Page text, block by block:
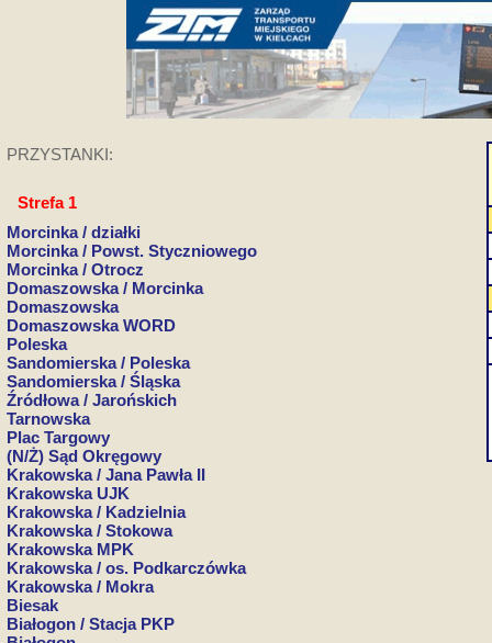
PRZYSTANKI:
Strefa 1
Morcinka / działki
Morcinka / Powst. Styczniowego
Morcinka / Otrocz
Domaszowska / Morcinka
Domaszowska
Domaszowska WORD
Poleska
Sandomierska / Poleska
Sandomierska / Śląska
Źródłowa / Jarońskich
Tarnowska
Plac Targowy
(N/Ż) Sąd Okręgowy
Krakowska / Jana Pawła II
Krakowska UJK
Krakowska / Kadzielnia
Krakowska / Stokowa
Krakowska MPK
Krakowska / os. Podkarczówka
Krakowska / Mokra
Biesak
Białogon / Stacja PKP